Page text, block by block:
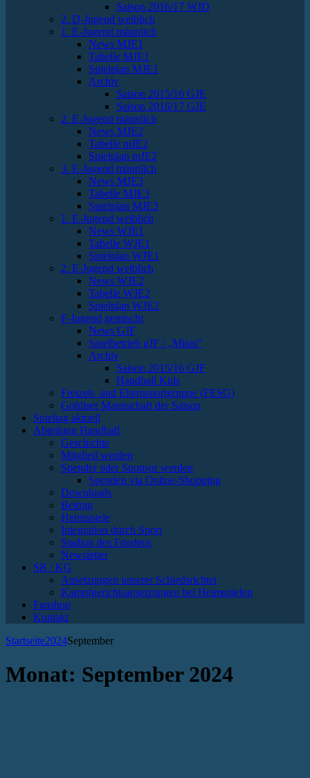
Saison 2016/17 WJD
2. D-Jugend weiblich
1. E-Jugend männlich
News MJE1
Tabelle MJE1
Spielplan MJE1
Archiv
Saison 2015/16 GJE
Saison 2016/17 GJE
2. E-Jugend männlich
News MJE2
Tabelle mJE2
Spielplan mJE2
3. E-Jugend männlich
News MJE3
Tabelle MJE3
Spielplan MJE3
1. E-Jugend weiblich
News WJE1
Tabelle WJE1
Spielplan WJE1
2. E-Jugend weiblich
News WJE2
Tabelle WJE2
Spielplan WJE2
F-Jugend gemischt
News GJF
Spielbetrieb gJF / „Minis“
Archiv
Saison 2015/16 GJF
Handball Kids
Freizeit- und Elternsportgruppe (FESG)
Gohliser Mannschaft der Saison
Spieltag aktuell
Abteilung Handball
Geschichte
Mitglied werden
Spender oder Sponsor werden
Spenden via Online-Shopping
Downloads
Beitrag
Heimspiele
Integration durch Sport
Stadion des Friedens
Newsletter
SR / KG
Ansetzungen unserer Schiedsrichter
Kampfgerichtsansetzungen bei Heimspielen
Fanshop
Kontakt
Startseite2024September
Monat: September 2024